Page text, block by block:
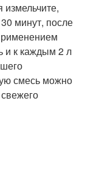
измельчите,
минут, после
и к каждым 2 л
смесь можно